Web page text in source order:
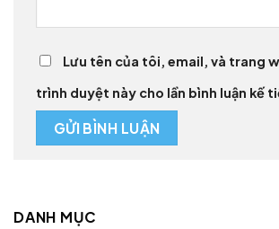
Lưu tên của tôi, email, và trang
trình duyệt này cho lần bình luận kế
DANH MỤC